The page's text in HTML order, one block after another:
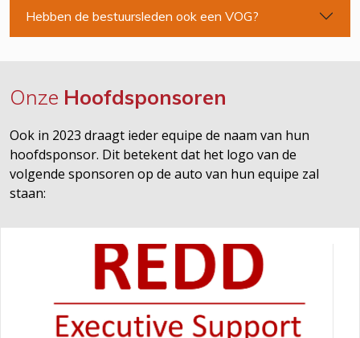
Hebben de bestuursleden ook een VOG?
Onze Hoofdsponsoren
Ook in 2023 draagt ieder equipe de naam van hun
hoofdsponsor. Dit betekent dat het logo van de
volgende sponsoren op de auto van hun equipe zal
staan: